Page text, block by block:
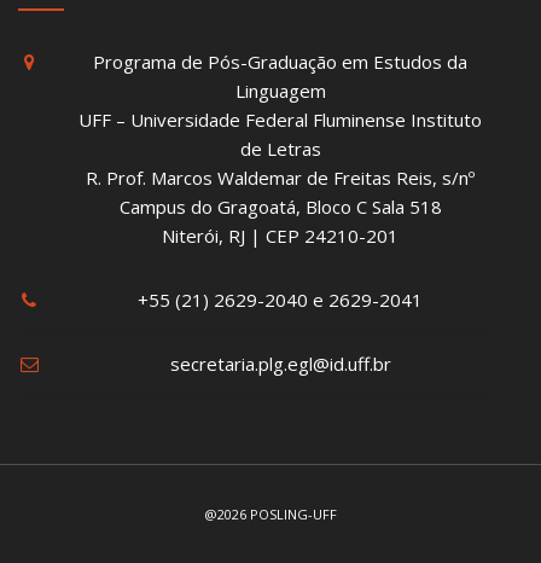
Programa de Pós-Graduação em Estudos da
Linguagem
UFF – Universidade Federal Fluminense Instituto
de Letras
R. Prof. Marcos Waldemar de Freitas Reis, s/nº
Campus do Gragoatá, Bloco C Sala 518
Niterói, RJ | CEP 24210-201
+55 (21) 2629-2040 e 2629-2041
secretaria.plg.egl@id.uff.br
@2026 POSLING-UFF